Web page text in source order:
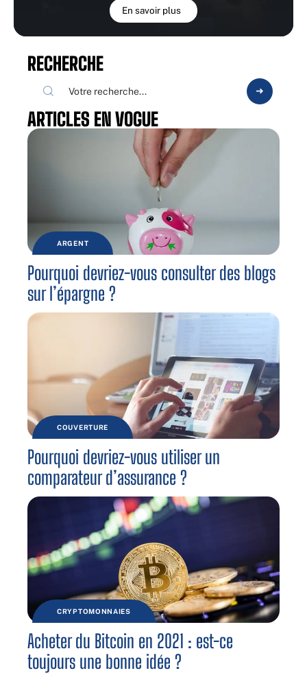
En savoir plus
RECHERCHE
ARTICLES EN VOGUE
ARGENT
Pourquoi devriez-vous consulter des blogs
sur l’épargne ?
COUVERTURE
Pourquoi devriez-vous utiliser un
comparateur d’assurance ?
CRYPTOMONNAIES
Acheter du Bitcoin en 2021 : est-ce
toujours une bonne idée ?